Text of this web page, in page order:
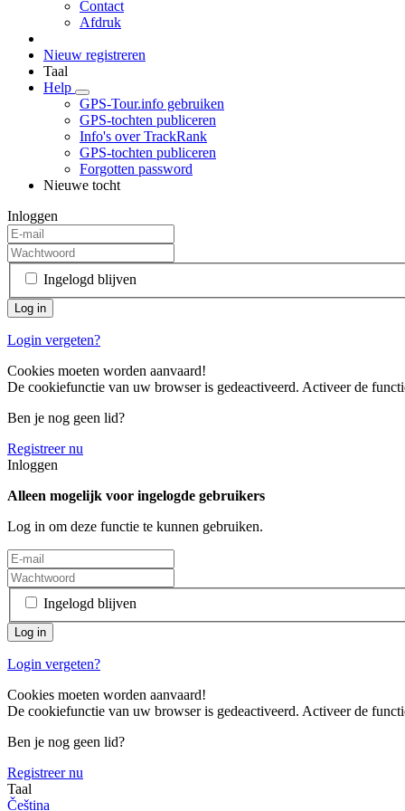
Contact
Afdruk
Nieuw registreren
Taal
Help
GPS-Tour.info gebruiken
GPS-tochten publiceren
Info's over TrackRank
GPS-tochten publiceren
Forgotten password
Nieuwe tocht
Inloggen
Ingelogd blijven
Login vergeten?
Cookies moeten worden aanvaard!
De cookiefunctie van uw browser is gedeactiveerd. Activeer de
Ben je nog geen lid?
Registreer nu
Inloggen
Alleen mogelijk voor ingelogde gebruikers
Log in om deze functie te kunnen gebruiken.
Ingelogd blijven
Login vergeten?
Cookies moeten worden aanvaard!
De cookiefunctie van uw browser is gedeactiveerd. Activeer de
Ben je nog geen lid?
Registreer nu
Taal
Čeština